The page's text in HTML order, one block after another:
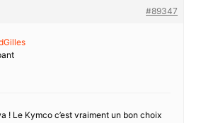
#89347
! Le Kymco c’est vraiment un bon choix